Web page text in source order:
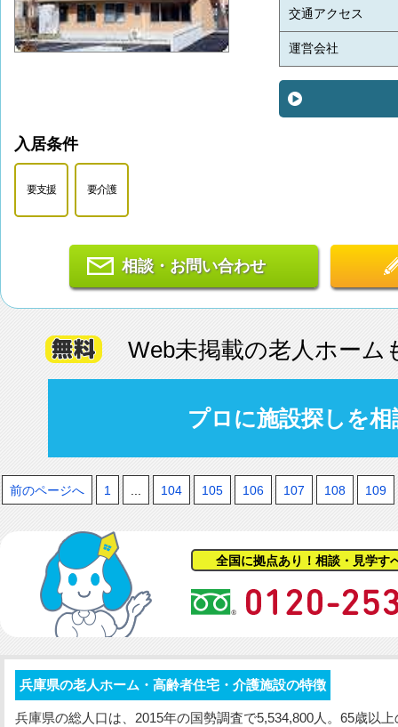
交通アクセス
運営会社
入居条件
要支援 要介護
相談・お問い合わせ
Web未掲載の老人ホーム
プロに施設探しを
前のページへ 1 ... 104 105 106 107 108 109
全国に拠点あり！相談・見学す
兵庫県の老人ホーム・高齢者住宅・介護施設の特徴
兵庫県の総人口は、2015年の国勢調査で5,534,800人。65歳以